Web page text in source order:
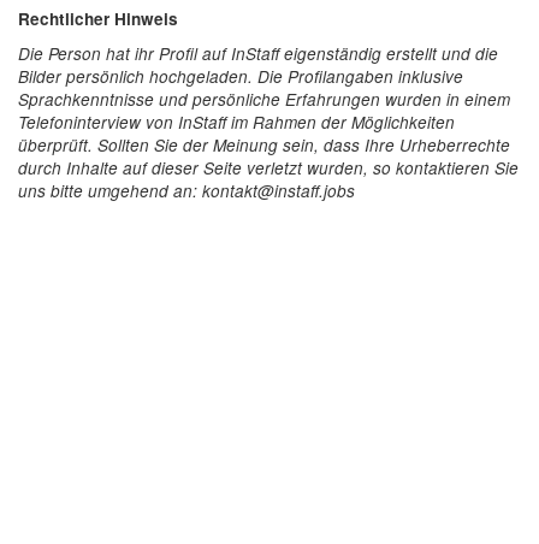
Rechtlicher Hinweis
Die Person hat ihr Profil auf InStaff eigenständig erstellt und die
Bilder persönlich hochgeladen. Die Profilangaben inklusive
Sprachkenntnisse und persönliche Erfahrungen wurden in einem
Telefoninterview von InStaff im Rahmen der Möglichkeiten
überprüft. Sollten Sie der Meinung sein, dass Ihre Urheberrechte
durch Inhalte auf dieser Seite verletzt wurden, so kontaktieren Sie
uns bitte umgehend an: kontakt@instaff.jobs